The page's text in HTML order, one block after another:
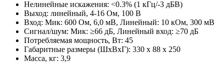
Нелинейные искажения: <0.3% (1 кГц/-3 дБВ)
Выход: линейный, 4-16 Ом, 100 В
Вход: Мик: 600 Ом, 6,0 мВ, Линейный: 10 кОм, 300 мВ
Сигнал/шум: Мик: ≥66 дБ, Линейный вход: ≥70 дБ
Потребляемая мощность, Вт: 45
Габаритные размеры (ШxВxГ): 330 х 88 х 250
Масса, кг: 3,9